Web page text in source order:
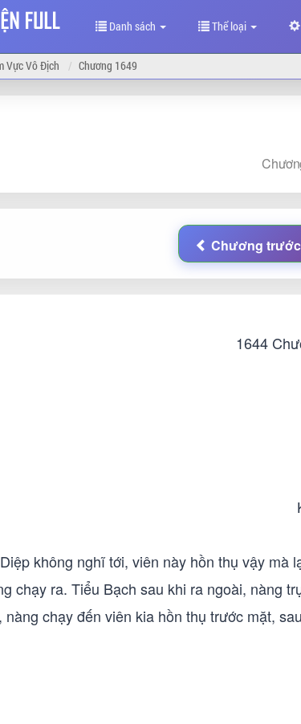
Danh sách Thể loại
Vực Vô Địch Chương 1649
Chương trước
1644
không nghĩ tới, viên này hồn thụ vậy mà
chạy ra. Tiểu Bạch sau khi ra ngoài, nàng
nàng chạy đến viên kia hồn thụ trước mặt,